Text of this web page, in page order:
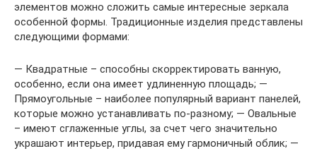
элементов можно сложить самые интересные зеркала
особенной формы. Традиционные изделия представлены
следующими формами:
— Квадратные – способны скорректировать ванную,
особенно, если она имеет удлиненную площадь; —
Прямоугольные – наиболее популярный вариант панелей,
которые можно устанавливать по-разному; — Овальные
– имеют сглаженные углы, за счет чего значительно
украшают интерьер, придавая ему гармоничный облик; —